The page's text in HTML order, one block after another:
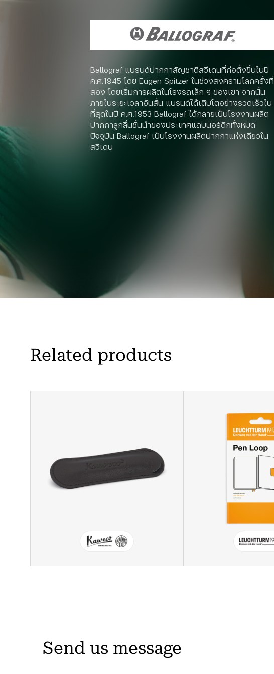
Ballograf แบรนด์ปากกาสัญชาติสวีเดนที่ก่อตั้งขึ้นในปี
ค.ศ.1945 โดย Eugen Spitzer ในช่วงสงครามโลกครั้งที่
สอง โดยเริ่มการผลิตในโรงรถเล็ก ๆ ของเขา จากนั้น
ภายในระยะเวลาอันสั้น แบรนด์ได้เติบโตอย่างรวดเร็วใน
ที่สุดในปี ค.ศ.1953 Ballograf ได้กลายเป็นโรงงานผลิต
ปากกาลูกลื่นชั้นนำของประเทศแถบนอร์ดิกทั้งหมด
ปัจจุบัน Ballograf เป็นโรงงานผลิตปากกาแห่งเดียวใน
สวีเดน
Related products
Send us message